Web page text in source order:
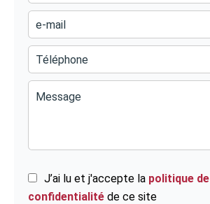
J’ai lu et j'accepte la politique de
confidentialité de ce site